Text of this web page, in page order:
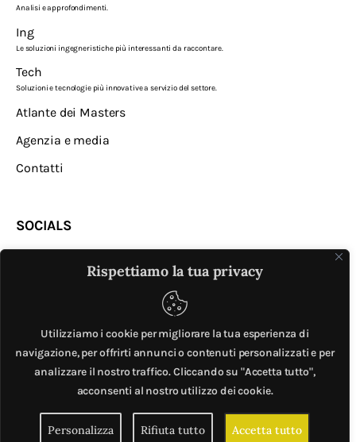
Rispettiamo la tua privacy
Utilizziamo i cookie per migliorare la tua esperienza di
navigazione, per offrirti annunci o contenuti personalizzati e per
analizzare il nostro traffico. Cliccando su "Accetta tutto",
acconsenti al nostro utilizzo dei cookie.
Personalizza Rifiuta tutto Accetta tutto
Analisi e approfondimenti.
Ing
Le soluzioni ingegneristiche più interessanti da raccontare.
Tech
Soluzioni e tecnologie più innovative a servizio del settore.
Atlante dei Masters
Agenzia e media
Contatti
SOCIALS
MASTER © è un progetto diMobilita.org. All Rights
Reserved. | Giubox – C.F: DCHGLI85R10G273Z – P.IVA
06776720820 –Privacy e cookie policy